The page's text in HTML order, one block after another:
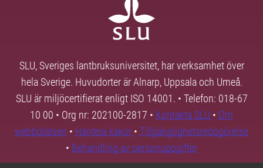
SLU, Sveriges lantbruksuniversitet, har verksamhet över
hela Sverige. Huvudorter är Alnarp, Uppsala och Umeå.
SLU är miljöcertifierat enligt ISO 14001. • Telefon: 018-67
10 00 • Org nr: 202100-2817 • Kontakta SLU • Om
webbplatsen • Hantera kakor • Tillgänglighetsredogörelse
• Behandling av personuppgifter